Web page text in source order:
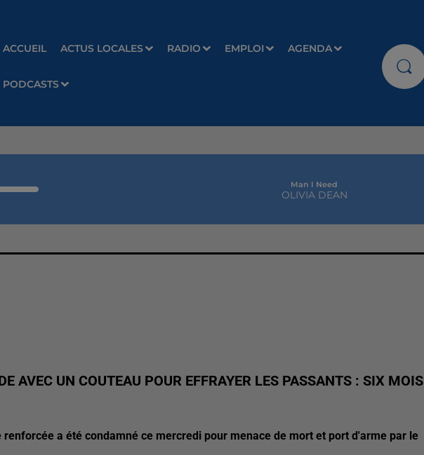
ACCUEIL ACTUS LOCALES RADIO EMPLOI AGENDA
PODCASTS
Man I Need
OLIVIA DEAN
AVEC UN COUTEAU POUR EFFRAYER LES PASSANTS : SIX MOIS
a été condamné ce mercredi pour menace de mort et port d'arme par le